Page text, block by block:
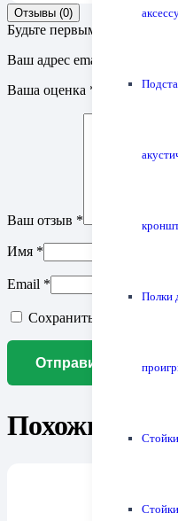
Полки
Отзывы (0)
Будьте первым, кто
Ваш адрес email не будет
Ваша оценка *
Ваш отзыв *
Имя *
Email *
Сохранить моё имя,
Похожие